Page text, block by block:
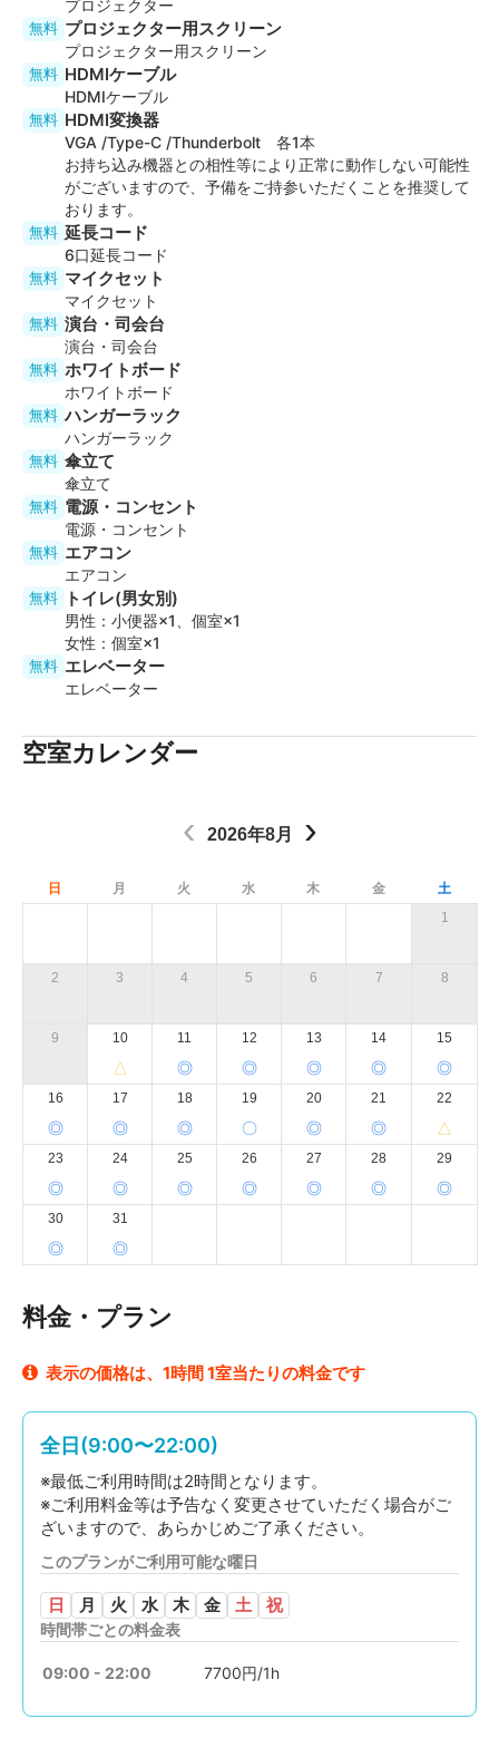
◆利用用途例
・ 会議 打ち合わせ オフサイトミーティング
・ 面談 面接 セミナー 研修
・ 講演会 説明会 総会 表彰式
・ スタジオ撮影 商品撮影 物撮り
・ TV収録 ロケ撮影 インタビュー
・ 英会話 ワークショップ
・ YouTube撮影 ライブ配信
・ インタビュー 取材
・ ボードゲーム 占い
・ 映画鑑賞 動画鑑賞
・ 講演会 説明会 総会
※上記以外のご利用用途の場合は、一度お問い合わせく
ださい。
◆注意事項
・予約時間ちょうどからご入室可能です。
準備～撤収を含めた時間でご予約をお願いいたしま
す。
入退室時刻の記録が予約時間外になっていた場合は、
延長料金に加えて違約金をご請求させていただきます。
・予約時間の前後に入れ替わりで、予約が入る場合がご
ざいますため、ご予約時間厳守でお願いいたします。
・無断延長をされた場合、延長料金＋違約金２万円を頂
戴いたします。
延長料金は30分単位でかかりますのでご留意くださ
い。
・BGM・拍手・歓声等が発生する場合は、近隣へのご迷
窓の常時開放は禁止です。休み時間等を設け、音が発
生しない時間帯で換気をお願いいたします。
・必要な換気機能の基準はご利用者様（ご利用用途・人
事前内見での現地確認を推奨しております。
・全館禁煙です。おタバコはご遠慮ください。
また、建物周辺道路での喫煙及びポイ捨ても禁止で
・ゴミ箱は設置されておりません、ゴミはお客様各自で
ゴミの無断放置は違約金２万円請求致します。
破損・汚損した場合、請求させて頂きますので
ご注意下さい。修理代等として実費分を賠償して頂き
ます。
・ご利用後は原状復帰をお願いいたします。使用備品は
【セルフ清掃のお願い】
こちらのスペースはご利用終了後にセルフ清掃をしてい
ただく必要がございます。
さい。
プロジェクター
無料 プロジェクター用スクリーン
プロジェクター用スクリーン
無料 HDMIケーブル
HDMIケーブル
無料 HDMI変換器
VGA /Type-C /Thunderbolt 各1本
お持ち込み機器との相性等により正常に動作しない可能性
がございますので、予備をご持参いただくことを推奨して
おります。
無料 延長コード
6口延長コード
無料 マイクセット
マイクセット
無料 演台・司会台
演台・司会台
無料 ホワイトボード
ホワイトボード
無料 ハンガーラック
ハンガーラック
無料 傘立て
傘立て
無料 電源・コンセント
電源・コンセント
無料 エアコン
エアコン
無料 トイレ(男女別)
男性：小便器×1、個室×1
女性：個室×1
無料 エレベーター
エレベーター
空室カレンダー
‹ 2026年8月 ›
日 月 火 水 木 金
土
1
2 3 4 5 6 7 8
9 10
△
11
◎
12
◎
13
◎
14
◎
15
◎
16
◎
17
◎
18
◎
19
〇
20
◎
21
◎
22
△
23
◎
24
◎
25
◎
26
◎
27
◎
28
◎
29
◎
30
◎
31
◎
料金・プラン
表示の価格は、1時間 1室当たりの料金です
全日(9:00〜22:00)
※最低ご利用時間は2時間となります。
※ご利用料金等は予告なく変更させていただく場合がご
ざいますので、あらかじめご了承ください。
このプランがご利用可能な曜日
日 月 火 水 木 金 土 祝
時間帯ごとの料金表
09:00 - 22:00 7700円/1h